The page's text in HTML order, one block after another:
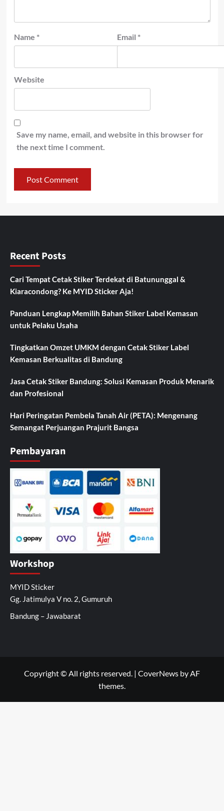
Name * Email *
Website
Save my name, email, and website in this browser for
the next time I comment.
Recent Posts
Cari Tempat Cetak Stiker Terdekat di Batununggal &
Kiaracondong? Ke MYID Sticker Aja!
Panduan Lengkap Memilih Bahan Stiker Label Kemasan
untuk Pelaku Usaha
Tingkatkan Omzet UMKM dengan Cetak Stiker Label
Kemasan Berkualitas di Bandung
Jasa Cetak Stiker Bandung: Solusi Kemasan Produk Menarik
dan Profesional
Hari Peringatan Pembela Tanah Air (PETA): Mengenang
Semangat Perjuangan Prajurit Bangsa
Pembayaran
Workshop
MYID Sticker
Gg. Jatimulya V no. 2, Gumuruh
Bandung – Jawabarat
Copyright © All rights reserved. | CoverNews by AF
themes.